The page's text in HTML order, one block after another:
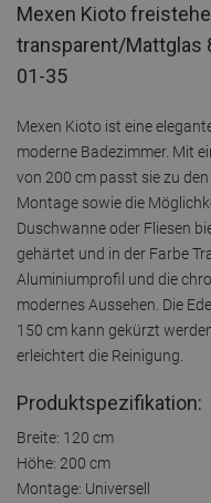
Mexen Kioto
transparent/Mattglas
01-35
Mexen Kioto ist eine
moderne Badezimmer. Mit
von 200 cm passt sie zu
Montage sowie die
Duschwanne oder Fliesen
gehärtet und in der Farbe
Aluminiumprofil und die
modernes Aussehen. Die
150 cm kann gekürzt
erleichtert die Reinigung.
Produktspezifikation:
Breite: 120 cm
Höhe: 200 cm
Montage: Universell